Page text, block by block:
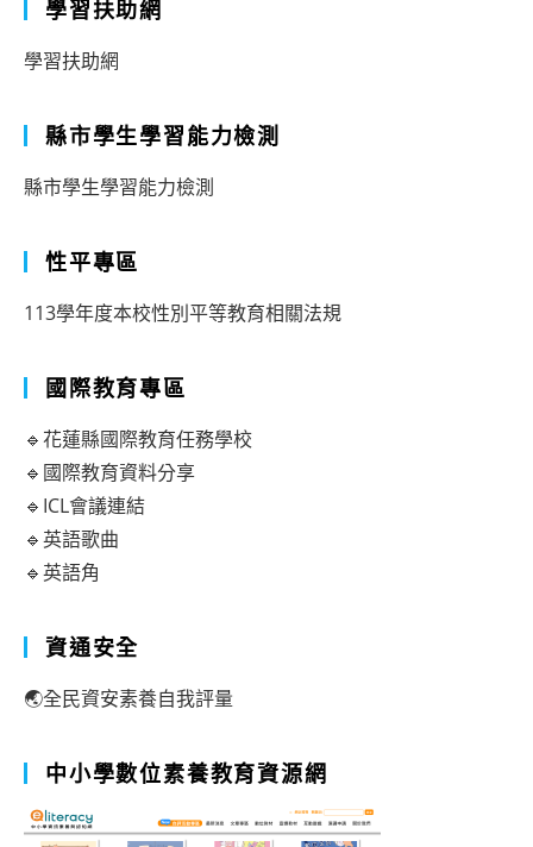
學習扶助網
學習扶助網
縣市學生學習能力檢測
縣市學生學習能力檢測
性平專區
113學年度本校性別平等教育相關法規
國際教育專區
🔹花蓮縣國際教育任務學校
🔹國際教育資料分享
🔹ICL會議連結
🔹英語歌曲
🔹英語角
資通安全
🌏全民資安素養自我評量
中小學數位素養教育資源網